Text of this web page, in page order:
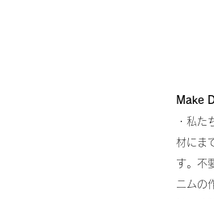
Make
・私た
材にま
す。不
ニムの